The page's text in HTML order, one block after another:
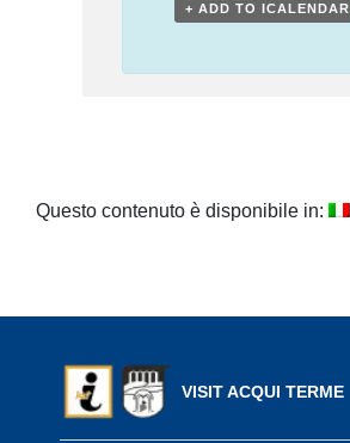
+ ADD TO ICALENDAR
Questo contenuto è disponibile in:
VISIT ACQUI TERME